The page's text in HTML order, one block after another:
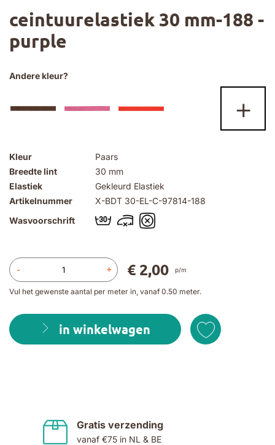
ceintuurelastiek 30 mm-188 -
purple
Kleur
Paars
Breedte lint
30 mm
Elastiek
Gekleurd Elastiek
Artikelnummer
X-BDT 30-EL-C-97814-188
Wasvoorschrift
- +
Vul het gewenste aantal per meter in, vanaf 0.50 meter.
in winkelwagen
€ 2,00 p/m
Andere kleur?
+
het
begin
van
afbeeldingen-
Gratis verzending
vanaf €75 in NL & BE